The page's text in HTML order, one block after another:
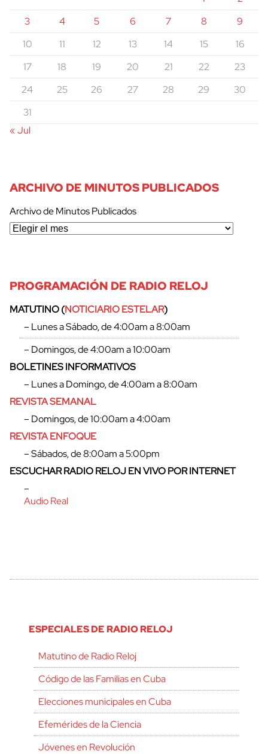
3
4 5 6 7 8
9
10
11 12 13 14 15
16
17
18 19 20 21 22
23
24
25 26 27 28 29
30
31
« Jul
ARCHIVO DE MINUTOS PUBLICADOS
Archivo de Minutos Publicados
PROGRAMACIÓN DE RADIO RELOJ
MATUTINO (NOTICIARIO ESTELAR)
– Lunes a Sábado, de 4:00am a 8:00am
– Domingos, de 4:00am a 10:00am
BOLETINES INFORMATIVOS
– Lunes a Domingo, de 4:00am a 8:00am
REVISTA SEMANAL
– Domingos, de 10:00am a 4:00am
REVISTA ENFOQUE
– Sábados, de 8:00am a 5:00pm
ESCUCHAR RADIO RELOJ EN VIVO POR INTERNET
–
Audio Real
ESPECIALES DE RADIO RELOJ
Matutino de Radio Reloj
Código de las Familias en Cuba
Elecciones municipales en Cuba
Efemérides de la Ciencia
Jóvenes en Revolución